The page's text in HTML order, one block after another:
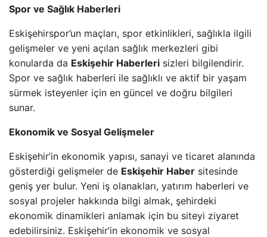
Spor ve Sağlık Haberleri
Eskişehirspor’un maçları, spor etkinlikleri, sağlıkla ilgili
gelişmeler ve yeni açılan sağlık merkezleri gibi
konularda da Eskişehir Haberleri sizleri bilgilendirir.
Spor ve sağlık haberleri ile sağlıklı ve aktif bir yaşam
sürmek isteyenler için en güncel ve doğru bilgileri
sunar.
Ekonomik ve Sosyal Gelişmeler
Eskişehir’in ekonomik yapısı, sanayi ve ticaret alanında
gösterdiği gelişmeler de Eskişehir Haber sitesinde
geniş yer bulur. Yeni iş olanakları, yatırım haberleri ve
sosyal projeler hakkında bilgi almak, şehirdeki
ekonomik dinamikleri anlamak için bu siteyi ziyaret
edebilirsiniz. Eskişehir’in ekonomik ve sosyal